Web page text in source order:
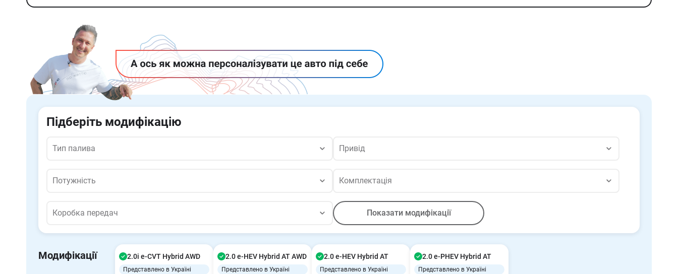
Підберіть модифікацію
Тип палива
Тип палива
Потужність
Потужність
Коробка передач
Коробка передач
Привід
Привід
Комплектація
Комплектація
Показати модифікації
Модифікації 2.0i e-CVT Hybrid AWD
Представлено в Україні
2.0 e-HEV Hybrid AT AWD
Представлено в Україні
2.0 e-HEV Hybrid AT
Представлено в Україні
2.0 e-PHEV Hybrid AT
Представлено в Україні